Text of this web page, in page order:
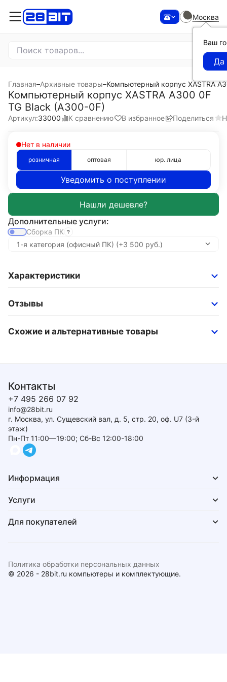
Москва
Ваш
Главная–Архивные товары–Компьютерный корпус XASTRA
Компьютерный корпус XASTRA A300 0F
TG Black (A300-0F)
Артикул:33000 К сравнению В избранное Поделиться
Нет в наличии
розничная оптовая юр. лица
Уведомить о поступлении
Дополнительные услуги:
Сборка ПК
Характеристики
Отзывы
Схожие и альтернативные товары
Контакты
+7 495 266 07 92
info@28bit.ru
г. Москва, ул. Сущевский вал, д. 5, стр. 20, оф. U7 (3-й
этаж)
Пн-Пт 11:00—19:00; Сб-Вс 12:00-18:00
Информация
Услуги
Для покупателей
© 2026 - 28bit.ru компьютеры и комплектующие.
Политика обработки персональных данных